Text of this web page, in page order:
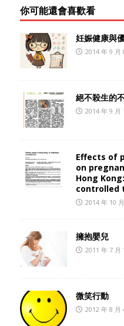
你可能還會喜歡看
妊娠健康與
2014 年 9 月
絕不殺生的
2014 年 9 月
Effects of
on
Hong
controlled
2014 年 10
擁抱嬰兒
2011 年 7 月
微笑行動
2012 年 8 月